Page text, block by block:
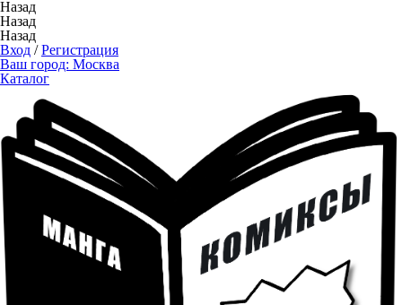
Назад
Назад
Назад
Вход /Регистрация
Ваш город: Москва
Каталог